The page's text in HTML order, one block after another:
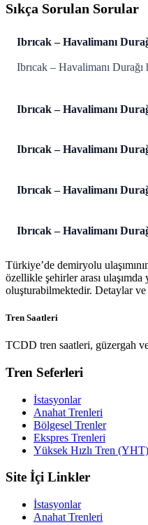
Sıkça Sorulan Sorular
Ibrıcak – Havalimanı
Ibrıcak – Havalimanı Durağı
Ibrıcak – Havalimanı
Ibrıcak – Havalimanı
Ibrıcak – Havalimanı
Ibrıcak – Havalimanı
Türkiye’de demiryolu
özellikle şehirler arası
oluşturabilmektedir. Detaylar
Tren Saatleri
TCDD tren saatleri, güzergah
Tren Seferleri
İstasyonlar
Anahat Trenleri
Bölgesel Trenler
Ekspres Trenleri
Yüksek Hızlı Tren (YHT)
Site İçi Linkler
İstasyonlar
Anahat Trenleri